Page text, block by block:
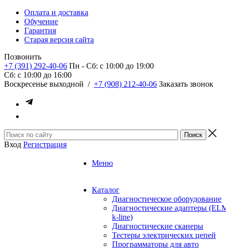
Оплата и доставка
Обучение
Гарантия
Старая версия сайта
Позвонить
+7 (391) 292-40-06 Пн - Сб: c 10:00 до 19:00
Сб: c 10:00 до 16:00
​Воскресенье выходной / +7 (908) 212-40-06 Заказать звонок
Вход Регистрация
Меню
Каталог
Диагностическое оборудование
Диагностические адаптеры
k-line)
Диагностические сканеры
Тестеры электрических цепей
Программаторы для авто